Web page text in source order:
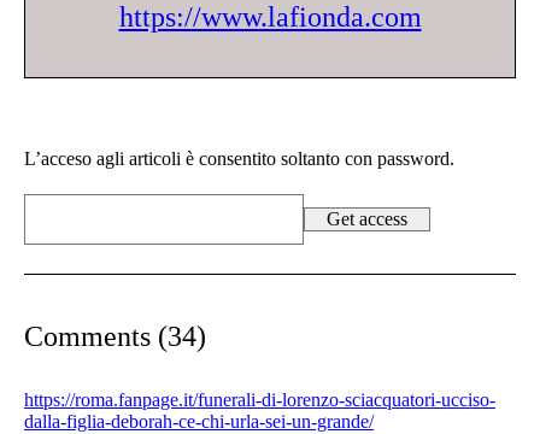
https://www.lafionda.com
L’acceso agli articoli è consentito soltanto con password.
Comments (34)
https://roma.fanpage.it/funerali-di-lorenzo-sciacquatori-ucciso-
dalla-figlia-deborah-ce-chi-urla-sei-un-grande/